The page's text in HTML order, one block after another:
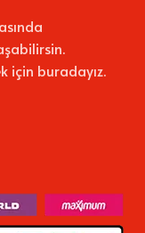
için buradayız.